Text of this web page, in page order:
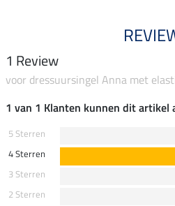
1 Review
voor dressuursingel Anna met
1 van 1 Klanten kunnen dit artikel
5 Sterren
4 Sterren
3 Sterren
2 Sterren